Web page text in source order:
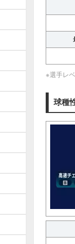
※選手レ
球種